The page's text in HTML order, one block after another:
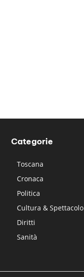
Categorie
Toscana
Cronaca
Politica
Cultura & Spettacolo
Diritti
Sanità